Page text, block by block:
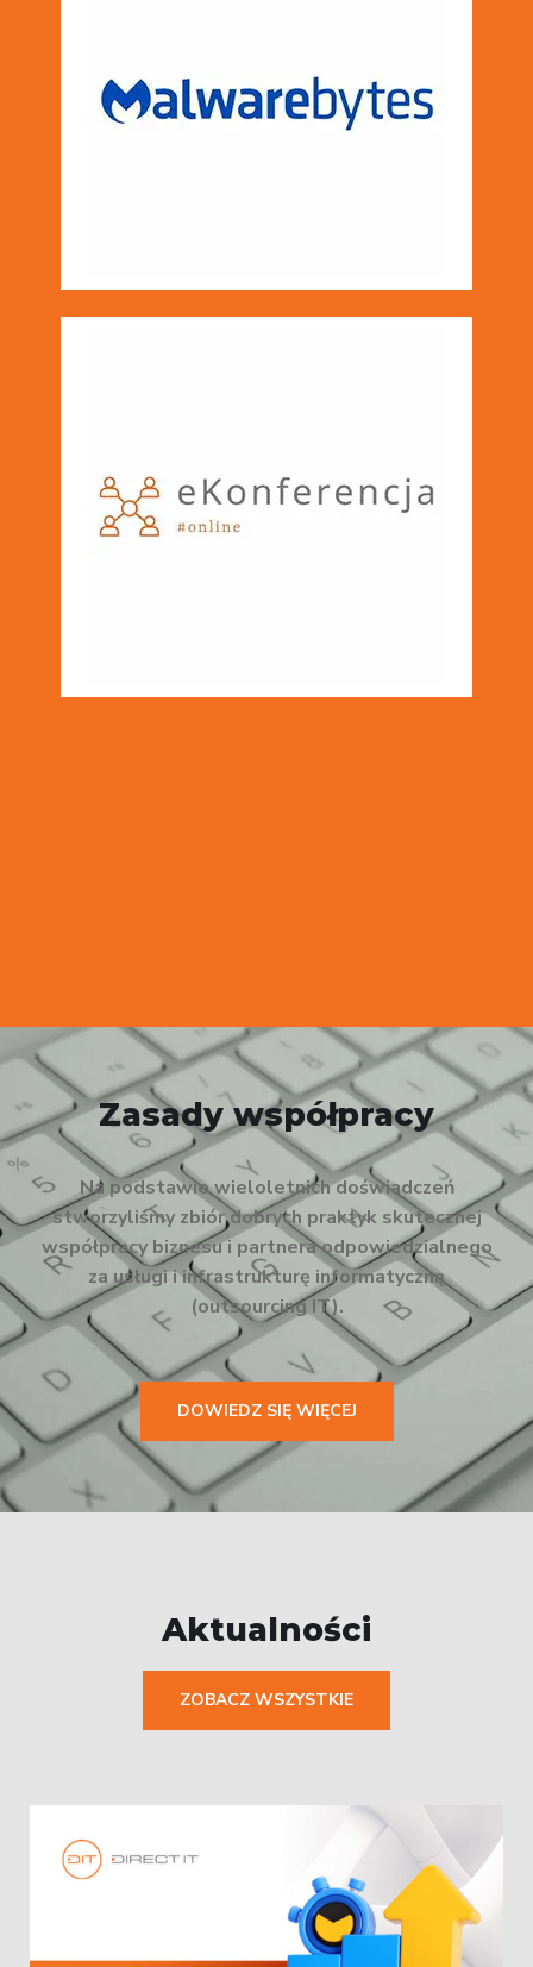
Zasady współpracy
Na podstawie wieloletnich doświadczeń
stworzyliśmy zbiór dobrych praktyk skutecznej
współpracy biznesu i partnera odpowiedzialnego
za usługi i infrastrukturę informatyczną
(outsourcing IT).
DOWIEDZ SIĘ WIĘCEJ
Aktualności
ZOBACZ WSZYSTKIE